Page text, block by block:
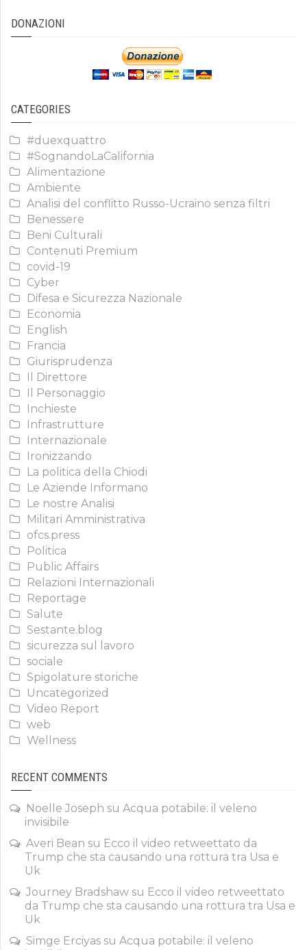
DONAZIONI
CATEGORIES
#duexquattro
#SognandoLaCalifornia
Alimentazione
Ambiente
Analisi del conflitto Russo-Ucraino senza filtri
Benessere
Beni Culturali
Contenuti Premium
covid-19
Cyber
Difesa e Sicurezza Nazionale
Economia
English
Francia
Giurisprudenza
Il Direttore
Il Personaggio
Inchieste
Infrastrutture
Internazionale
Ironizzando
La politica della Chiodi
Le Aziende Informano
Le nostre Analisi
Militari Amministrativa
ofcs.press
Politica
Public Affairs
Relazioni Internazionali
Reportage
Salute
Sestante.blog
sicurezza sul lavoro
sociale
Spigolature storiche
Uncategorized
Video Report
web
Wellness
RECENT COMMENTS
Noelle Joseph su Acqua potabile: il veleno
invisibile
Averi Bean su Ecco il video retweettato da
Trump che sta causando una rottura tra Usa e
Uk
Journey Bradshaw su Ecco il video retweettato
da Trump che sta causando una rottura tra Usa e
Uk
Simge Erciyas su Acqua potabile: il veleno